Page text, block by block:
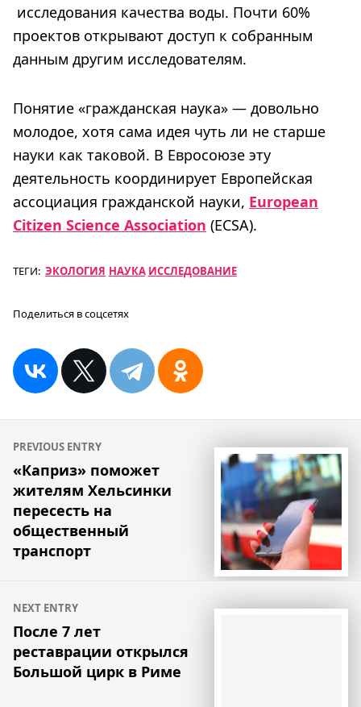
исследования качества воды. Почти 60%
проектов открывают доступ к собранным
данным другим исследователям.
Понятие «гражданская наука» — довольно
молодое, хотя сама идея чуть ли не старше
науки как таковой. В Евросоюзе эту
деятельность координирует Европейская
ассоциация гражданской науки, European
Citizen Science Association (ECSA).
ТЕГИ: ЭКОЛОГИЯ НАУКА ИССЛЕДОВАНИЕ
Поделиться в соцсетях
Навигация
по
записям
PREVIOUS ENTRY
«Каприз» поможет
жителям Хельсинки
пересесть на
общественный
транспорт
NEXT ENTRY
После 7 лет
реставрации открылся
Большой цирк в Риме